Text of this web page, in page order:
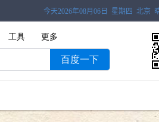
工具 更多
百度一下